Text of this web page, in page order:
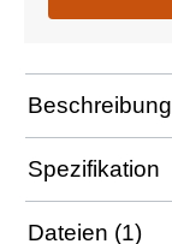
Beschreibung
Spezifikation
Dateien (1)